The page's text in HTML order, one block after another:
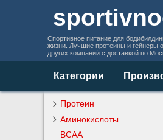
Спортивное питание для
жизни. Лучшие протеины и гейнеры
других компаний с доставкой по
Категории
Протеин
Аминокислоты
BCAA